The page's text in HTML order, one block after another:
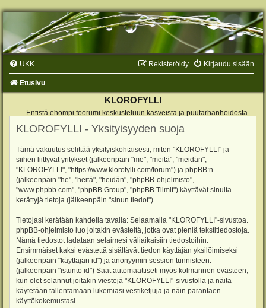
UKK Kirjaudu sisään
Rekisteröidy
Etusivu
KLOROFYLLI
Entistä ehompi foorumi keskusteluun kasveista ja puutarhanhoidosta
KLOROFYLLI - Yksityisyyden suoja
Tämä vakuutus selittää yksityiskohtaisesti, miten "KLOROFYLLI" ja
siihen liittyvät yritykset (jälkeenpäin "me", "meitä", "meidän",
"KLOROFYLLI", "https://www.klorofylli.com/forum") ja phpBB:n
(jälkeenpäin "he", "heitä", "heidän", "phpBB-ohjelmisto",
"www.phpbb.com", "phpBB Group", "phpBB Tiimit") käyttävät sinulta
kerättyjä tietoja (jälkeenpäin "sinun tiedot").
Tietojasi kerätään kahdella tavalla: Selaamalla "KLOROFYLLI"-sivustoa.
phpBB-ohjelmisto luo joitakin evästeitä, jotka ovat pieniä tekstitiedostoja.
Nämä tiedostot ladataan selaimesi väliaikaisiin tiedostoihin.
Ensimmäiset kaksi evästettä sisältävät tiedon käyttäjän yksilöimiseksi
(jälkeenpäin "käyttäjän id") ja anonyymin session tunnisteen.
(jälkeenpäin "istunto id") Saat automaattiseti myös kolmannen evästeen,
kun olet selannut joitakin viestejä "KLOROFYLLI"-sivustolla ja näitä
käytetään tallentamaan lukemiasi vestiketjuja ja näin parantaen
käyttökokemustasi.